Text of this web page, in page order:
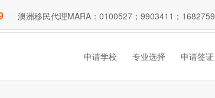
澳洲移民代理MARA：0100527；9903411；1682759
申请学校 专业选择 申请签证